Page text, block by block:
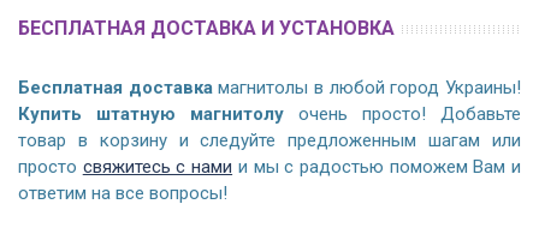
БЕСПЛАТНАЯ ДОСТАВКА И УСТАНОВКА
Бесплатная доставкамагнитолы в любой город Украины!
Купить штатную магнитолу очень просто! Добавьте
товар в корзину и следуйте предложенным шагам или
просто свяжитесь с нами и мы с радостью поможем Вам и
ответим на все вопросы!